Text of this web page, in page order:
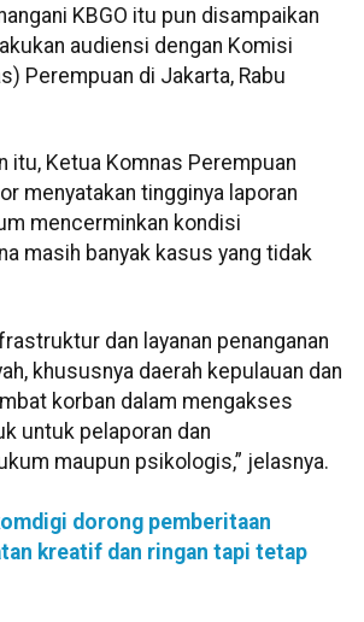
KBGO itu pun disampaikan
audiensi dengan Komisi
Perempuan di Jakarta, Rabu
itu, Ketua Komnas Perempuan
menyatakan tingginya laporan
mencerminkan kondisi
masih banyak kasus yang tidak
dan layanan penanganan
khususnya daerah kepulauan dan
korban dalam mengakses
untuk pelaporan dan
maupun psikologis,” jelasnya.
dorong pemberitaan
kreatif dan ringan tapi tetap